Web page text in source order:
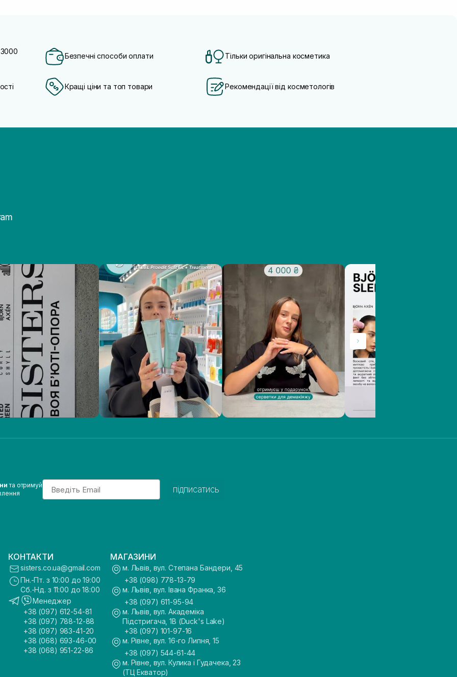
Безпечні способи оплати Тільки оригінальна косметика
Кращі ціни та топ товари Рекомендації від косметологів
та отримуйEmail
підписатись
КОНТАКТИ
sisters.co.ua@gmail.com
Пн.-Пт. з 10:00 до 19:00
Сб.-Нд. з 11:00 до 18:00
Менеджер
+38 (097) 612-54-81
+38 (097) 788-12-88
+38 (097) 983-41-20
+38 (068) 693-46-00
+38 (068) 951-22-86
МАГАЗИНИ
м. Львів, вул. Степана Бандери, 45
+38 (098) 778-13-79
м. Львів, вул. Івана Франка, 36
+38 (097) 611-95-94
м. Львів, вул. Академіка
Підстригача, 1В (Duck's Lake)
+38 (097) 101-97-16
м. Рівне, вул. 16-го Липня, 15
+38 (097) 544-61-44
м. Рівне, вул. Кулика і Гудачека, 23
(ТЦ Екватор)